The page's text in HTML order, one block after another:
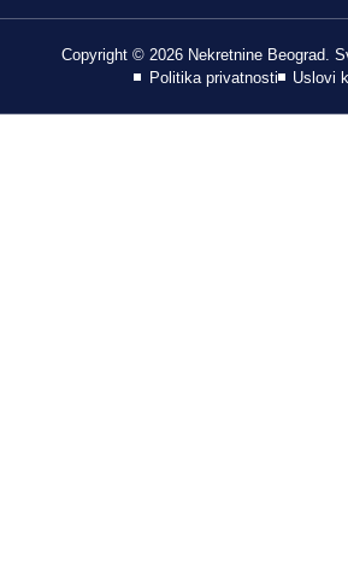
Copyright © 2026 Nekretnine Beograd.
Politika privatnosti
Uslovi